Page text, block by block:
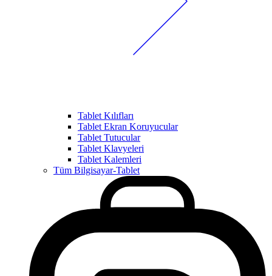
Tablet Kılıfları
Tablet Ekran Koruyucular
Tablet Tutucular
Tablet Klavyeleri
Tablet Kalemleri
Tüm Bilgisayar-Tablet